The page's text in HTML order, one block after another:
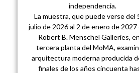
independencia.
La muestra, que puede verse del
julio de 2026 al 2 de enero de 2027
Robert B. Menschel Galleries,
tercera planta del MoMA,
arquitectura moderna producida
finales de los años cincuenta